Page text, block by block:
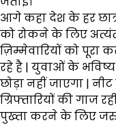
आगे कहा देश के हर
को रोकने के लिए
ज़िम्मेवारियों को
रहे है | युवाओं के
छोड़ा नहीं जाएगा |
ग्रिफ्तारियों की गाज
पुख्ता करने के लिए